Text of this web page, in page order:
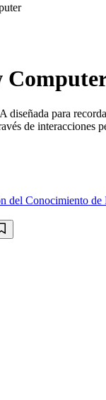
diseñada para
de interacciones
del Conocimiento de